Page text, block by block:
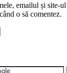
emailul și site-
o să comentez.